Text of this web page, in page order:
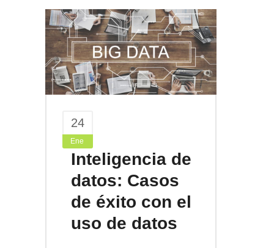
24
Ene
Inteligencia de
datos: Casos
de éxito con el
uso de datos